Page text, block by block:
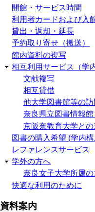
開館・サービス時間
利用者カードおよび入
貸出・返却・延長
予約取り寄せ（搬送）
館内資料の複写
相互利用サービス（学
文献複写
相互貸借
他大学図書館等の訪
奈良県立図書情報
京阪奈教育大学との
図書の購入希望 (学内
レファレンスサービス
学外の方へ
奈良女子大学所属
快適な利用のために
資料案内